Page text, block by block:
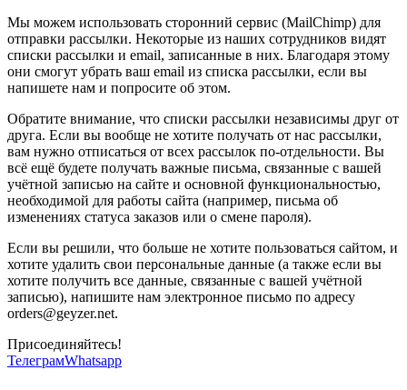
Мы можем использовать сторонний сервис (MailChimp) для
отправки рассылки. Некоторые из наших сотрудников видят
списки рассылки и email, записанные в них. Благодаря этому
они смогут убрать ваш email из списка рассылки, если вы
напишете нам и попросите об этом.
Обратите внимание, что списки рассылки независимы друг от
друга. Если вы вообще не хотите получать от нас рассылки,
вам нужно отписаться от всех рассылок по-отдельности. Вы
всё ещё будете получать важные письма, связанные с вашей
учётной записью на сайте и основной функциональностью,
необходимой для работы сайта (например, письма об
изменениях статуса заказов или о смене пароля).
Если вы решили, что больше не хотите пользоваться сайтом, и
хотите удалить свои персональные данные (а также если вы
хотите получить все данные, связанные с вашей учётной
записью), напишите нам электронное письмо по адресу
orders@geyzer.net.
Присоединяйтесь!
ТелеграмWhatsapp